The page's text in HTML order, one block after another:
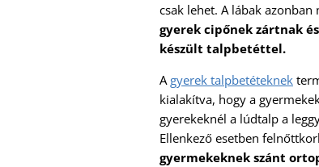
csak lehet. A lábak
gyerek cipőnek zártnak
készült talpbetéttel.
A gyerek talpbetéteknek
kialakítva, hogy a
gyerekeknél a lúdtalp a
Ellenkező esetben
gyermekeknek szánt